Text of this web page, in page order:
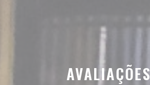
AVALIAÇÕES